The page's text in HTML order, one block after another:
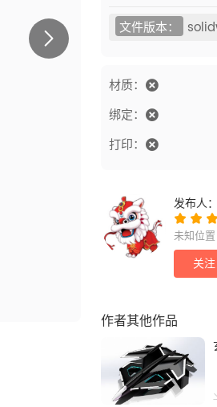
文件版本：
材质：
绑定：
打印：
发布人
未知位
关注
作者其他作品